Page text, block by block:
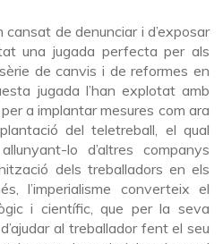
de denunciar i d’exposar
una jugada perfecta per als
de canvis i de reformes en
jugada l’han explotat amb
a implantar mesures com ara
del teletreball, el qual
lo d’altres companys
dels treballadors en els
l’imperialisme converteix el
i científic, que per la seva
al treballador fent el seu